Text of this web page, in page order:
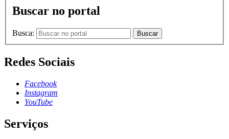
Buscar no portal
Busca: Buscar
Redes Sociais
Facebook
Instagram
YouTube
Serviços